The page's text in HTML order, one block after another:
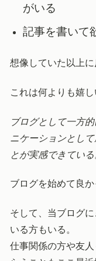
がいる
記事を書いて
想像していた以上に
これは何よりも嬉し
ブログとして一方
ニケーションとし
とが実感できている
ブログを始めて良か
そして、当ブログ
いる方もいる。
仕事関係の方や友